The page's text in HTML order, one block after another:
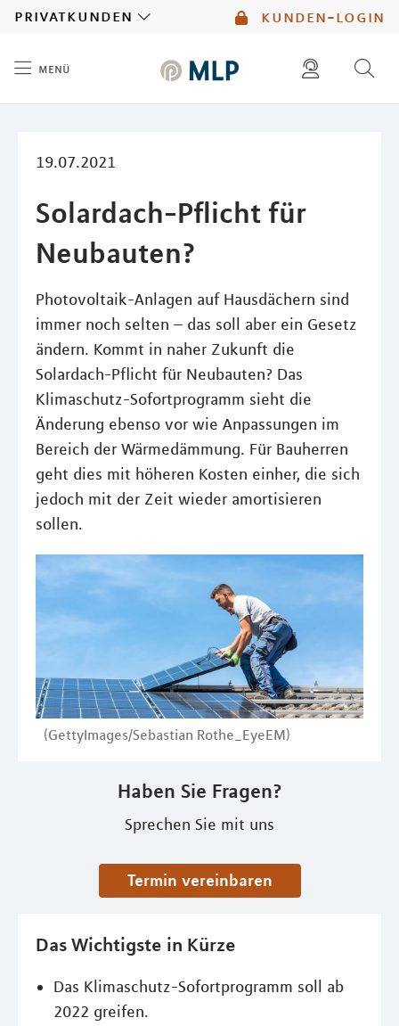
kunden-login
privatkunden
menü
19.07.2021
Solardach-Pflicht für
Neubauten?
Photovoltaik-Anlagen auf Hausdächern sind
immer noch selten – das soll aber ein Gesetz
ändern. Kommt in naher Zukunft die
Solardach-Pflicht für Neubauten? Das
Klimaschutz-Sofortprogramm sieht die
Änderung ebenso vor wie Anpassungen im
Bereich der Wärmedämmung. Für Bauherren
geht dies mit höheren Kosten einher, die sich
jedoch mit der Zeit wieder amortisieren
sollen.
(GettyImages/Sebastian Rothe_EyeEM)
Haben Sie Fragen?
Sprechen Sie mit uns
Termin vereinbaren
Das Wichtigste in Kürze
Das Klimaschutz-Sofortprogramm soll ab
2022 greifen.